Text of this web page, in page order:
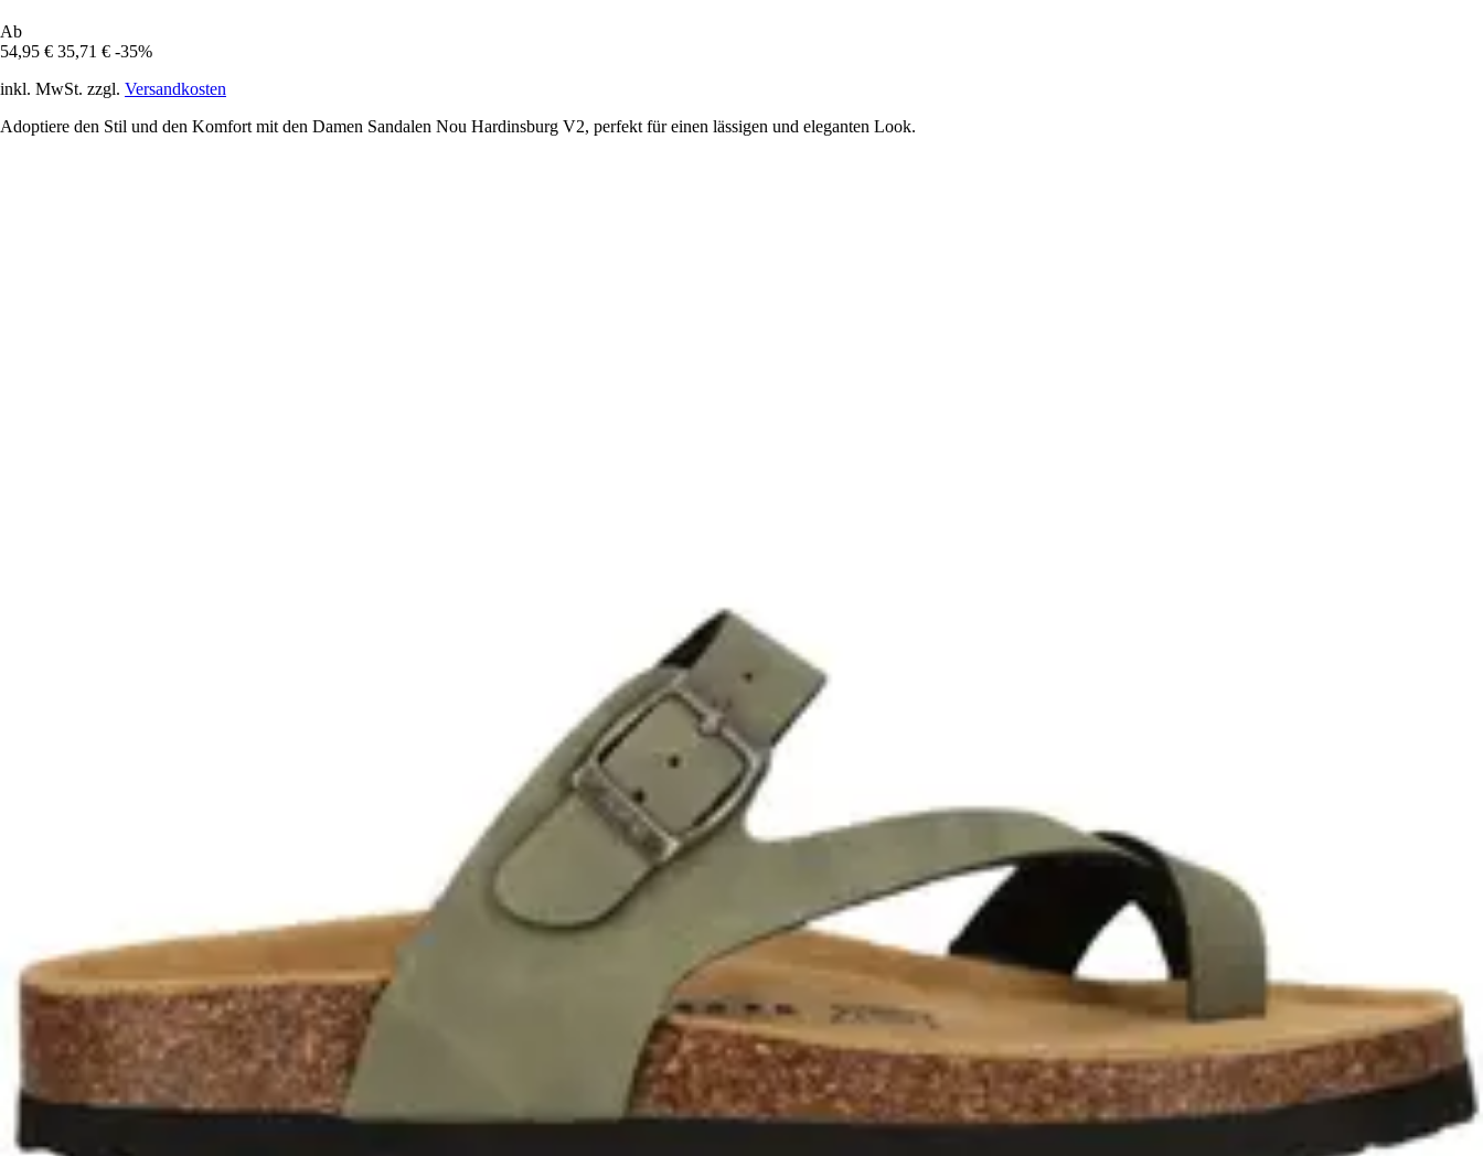
Ab
54,95 € 35,71 € -35%
inkl. MwSt. zzgl. Versandkosten
Adoptiere den Stil und den Komfort mit den Damen Sandalen Nou Hardinsburg V2, perfekt für einen lässigen und eleganten Look.